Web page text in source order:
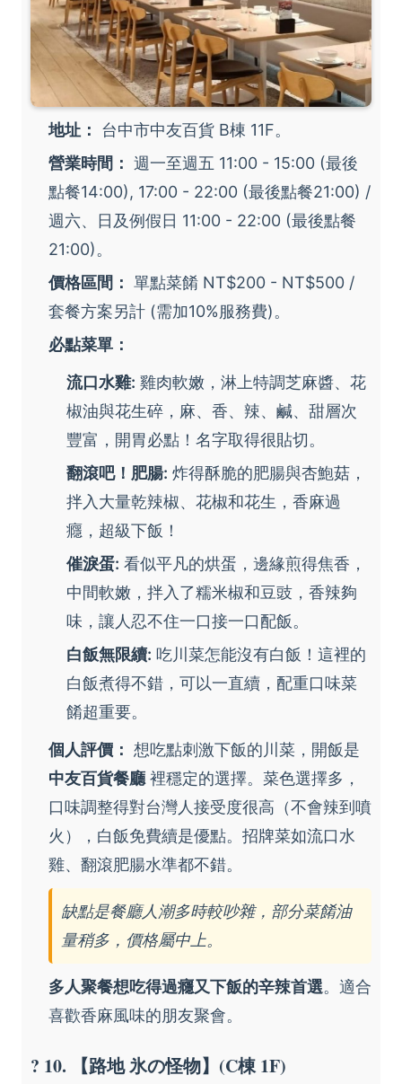
地址：
台中市中友百貨 B棟 11F。
營業時間： 週一至週五 11:00 - 15:00 (最後
點餐14:00), 17:00 - 22:00 (最後點餐21:00) /
週六、日及例假日 11:00 - 22:00 (最後點餐
21:00)。
價格區間： 單點菜餚 NT$200 - NT$500 /
套餐方案另計 (需加10%服務費)。
必點菜單：
流口水雞: 雞肉軟嫩，淋上特調芝麻醬、花
椒油與花生碎，麻、香、辣、鹹、甜層次
豐富，開胃必點！名字取得很貼切。
翻滾吧！肥腸: 炸得酥脆的肥腸與杏鮑菇，
拌入大量乾辣椒、花椒和花生，香麻過
癮，超級下飯！
催淚蛋: 看似平凡的烘蛋，邊緣煎得焦香，
中間軟嫩，拌入了糯米椒和豆豉，香辣夠
味，讓人忍不住一口接一口配飯。
白飯無限續: 吃川菜怎能沒有白飯！這裡的
白飯煮得不錯，可以一直續，配重口味菜
餚超重要。
個人評價： 想吃點刺激下飯的川菜，開飯是
中友百貨餐廳裡穩定的選擇。菜色選擇多，
口味調整得對台灣人接受度很高（不會辣到噴
火），白飯免費續是優點。招牌菜如流口水
雞、翻滾肥腸水準都不錯。
缺點是餐廳人潮多時較吵雜，部分菜餚油
量稍多，價格屬中上。
多人聚餐想吃得過癮又下飯的辛辣首選。適合
喜歡香麻風味的朋友聚會。
? 10. 【路地 氷の怪物】(C棟 1F)